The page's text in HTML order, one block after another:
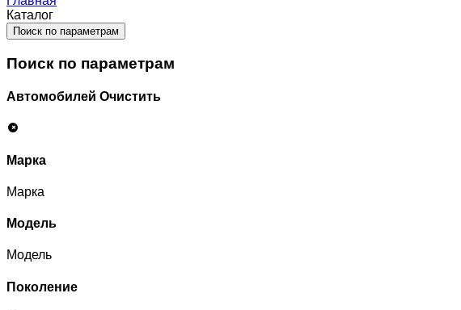
Каталог
Поиск по параметрам
Поиск по параметрам
Автомобилей Очистить
Марка
Марка
Модель
Модель
Поколение